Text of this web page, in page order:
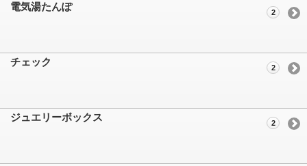
電気湯たんぽ 2
チェック 2
ジュエリーボックス 2